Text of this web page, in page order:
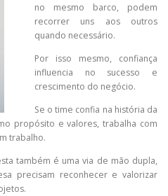
no mesmo barco, podem
recorrer uns aos outros
quando necessário.
Por isso mesmo, confiança
influencia no sucesso e
crescimento do negócio.
Se o time confia na história da
propósito e valores, trabalha com
trabalho.
também é uma via de mão dupla,
precisam reconhecer e valorizar